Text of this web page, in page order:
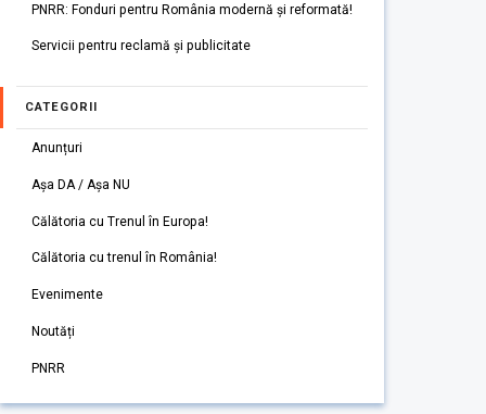
PNRR: Fonduri pentru România modernă și reformată!
Servicii pentru reclamă și publicitate
CATEGORII
Anunțuri
Așa DA / Așa NU
Călătoria cu Trenul în Europa!
Călătoria cu trenul în România!
Evenimente
Noutăți
PNRR